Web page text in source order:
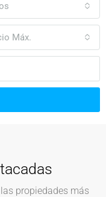
Máx.
propiedades más